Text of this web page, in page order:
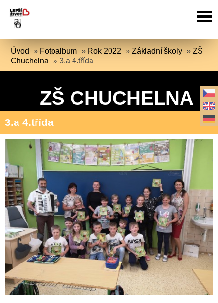
Úvod » Fotoalbum » Rok 2022 »Základní školy »ZŠ
Chuchelna »3.a 4.třída
ZŠ CHUCHELNA
3.a 4.třída